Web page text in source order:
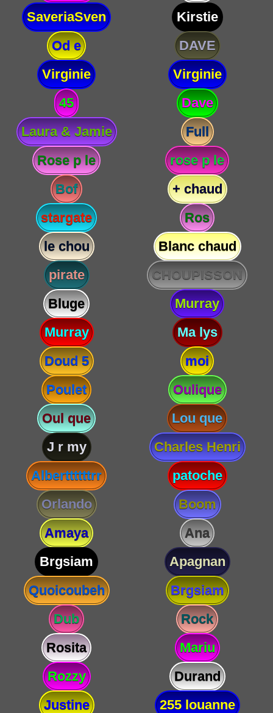
SaveriaSven
Kirstie
Od e
DAVE
Virginie
Virginie
45
Dave
Laura & Jamie
Full
Rose p le
rose p le
Bof
+ chaud
stargate
Ros
le chou
Blanc chaud
pirate
CHOUPISSON
Bluge
Murray
Murray
Ma lys
Doud 5
moi
Poulet
Oulique
Oul que
Lou que
J r my
Charles Henri
Alberttttttrr
patoche
Orlando
Boom
Amaya
Ana
Brgsiam
Apagnan
Quoicoubeh
Brgsiam
Dub
Rock
Rosita
Mariu
Rozzy
Durand
Justine
255 louanne